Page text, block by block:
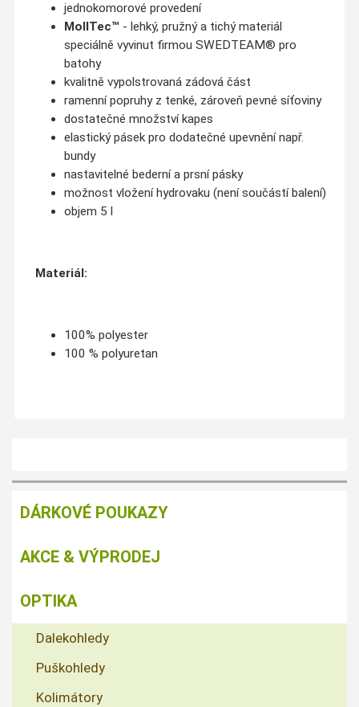
jednokomorové provedení
MollTec™ - lehký, pružný a tichý materiál
speciálně vyvinut firmou SWEDTEAM® pro
batohy
kvalitně vypolstrovaná zádová část
ramenní popruhy z tenké, zároveň pevné síťoviny
dostatečné množství kapes
elastický pásek pro dodatečné upevnění např.
bundy
nastavitelné bederní a prsní pásky
možnost vložení hydrovaku (není součástí balení)
objem 5 l
Materiál:
100% polyester
100 % polyuretan
DÁRKOVÉ POUKAZY
AKCE & VÝPRODEJ
OPTIKA
Dalekohledy
Puškohledy
Kolimátory